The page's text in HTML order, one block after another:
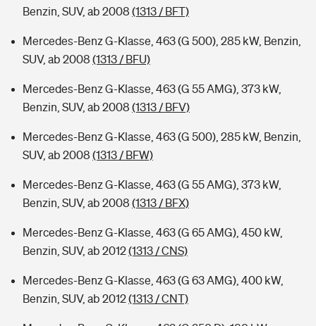
Benzin, SUV, ab 2008 (1313 / BFT)
Mercedes-Benz G-Klasse, 463 (G 500), 285 kW, Benzin,
SUV, ab 2008 (1313 / BFU)
Mercedes-Benz G-Klasse, 463 (G 55 AMG), 373 kW,
Benzin, SUV, ab 2008 (1313 / BFV)
Mercedes-Benz G-Klasse, 463 (G 500), 285 kW, Benzin,
SUV, ab 2008 (1313 / BFW)
Mercedes-Benz G-Klasse, 463 (G 55 AMG), 373 kW,
Benzin, SUV, ab 2008 (1313 / BFX)
Mercedes-Benz G-Klasse, 463 (G 65 AMG), 450 kW,
Benzin, SUV, ab 2012(1313 / CNS)
Mercedes-Benz G-Klasse, 463 (G 63 AMG), 400 kW,
Benzin, SUV, ab 2012(1313 / CNT)